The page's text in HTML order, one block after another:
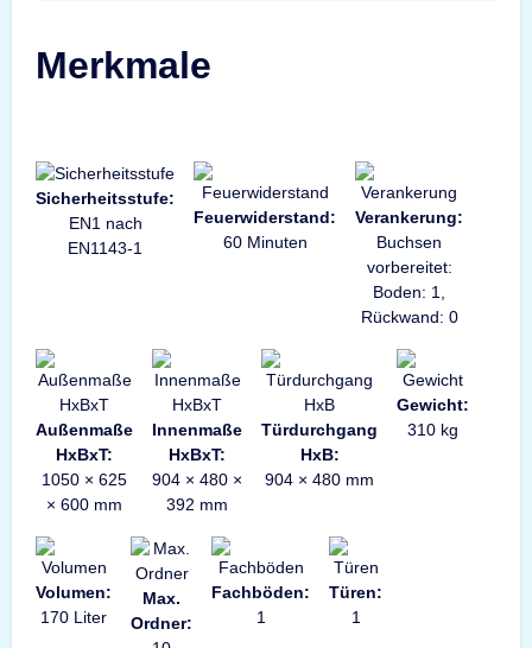
Merkmale
Sicherheitsstufe:
EN1 nach
EN1143-1
Feuerwiderstand:
60 Minuten
Verankerung:
Buchsen
vorbereitet:
Boden: 1,
Rückwand: 0
Außenmaße
HxBxT:
1050 × 625
× 600 mm
Innenmaße
HxBxT:
904 × 480 ×
392 mm
Türdurchgang
HxB:
904 × 480 mm
Gewicht:
310 kg
Volumen:
170 Liter
Max.
Ordner:
Fachböden:
1
Türen:
1